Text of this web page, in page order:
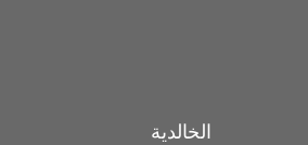
الخالدية